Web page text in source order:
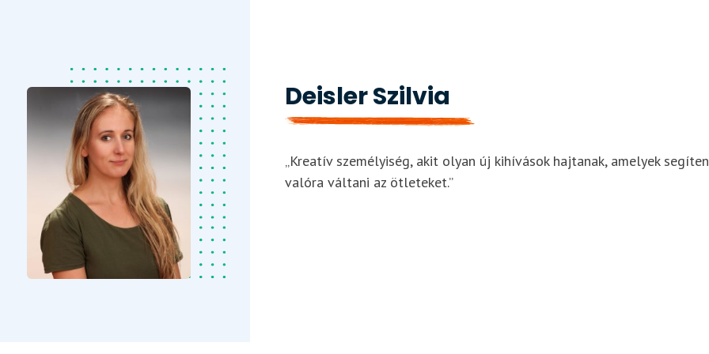
Deisler Szilvia
„Kreatív személyiség, akit olyan új kihívások hajtanak, amelyek
valóra váltani az ötleteket.”